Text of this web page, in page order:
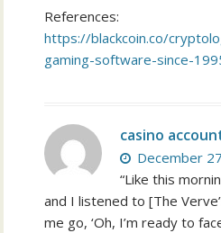
References:
https://blackcoin.co/
gaming-software-since-
casino
December
“Like this
and I listened to [The
me go, ‘Oh, I’m ready to